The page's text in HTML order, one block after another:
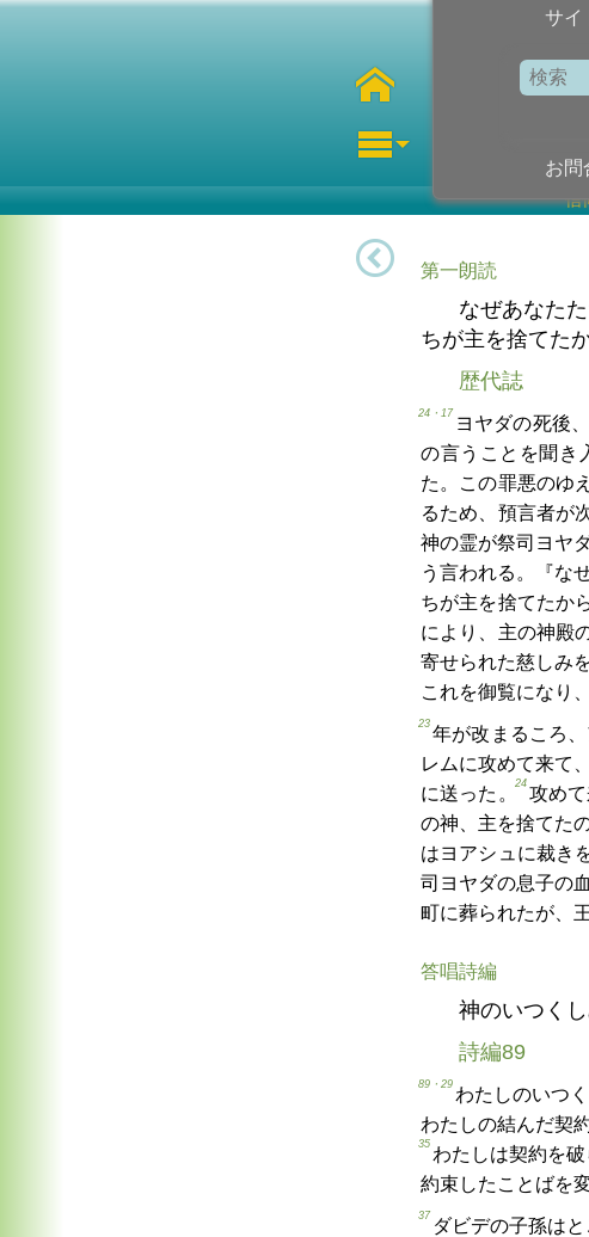
サイ
お問
信
第一朗読
なぜあなた
ちが主を捨てた
歴代誌
24・17
ヨヤダの死後
の言うことを聞き
た。この罪悪のゆ
るため、預言者が
神の霊が祭司ヨヤ
う言われる。『な
ちが主を捨てたか
により、主の神殿
寄せられた慈しみ
これを御覧になり
23
年が改まるころ
レムに攻めて来て
に送った。
24
攻め
の神、主を捨てた
はヨアシュに裁き
司ヨヤダの息子の
町に葬られたが、
答唱詩編
神のいつく
詩編89
89・29
わたしのいつ
わたしの結んだ契
35
わたしは契約を破
約束したことばを
37
ダビデの子孫はと